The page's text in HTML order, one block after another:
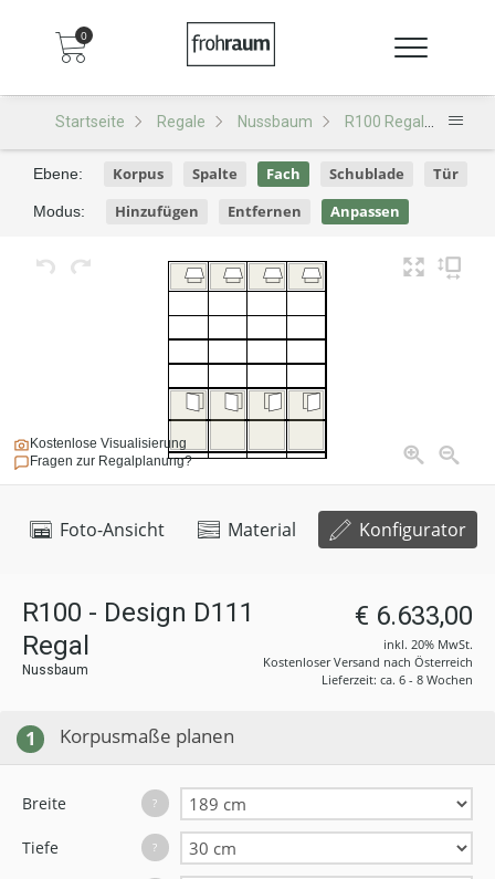
0
Startseite Regale Nussbaum R100 Regal
Foto-Ansicht Material Konfigurator
Kostenlose Visualisierung
Fragen zur Regalplanung?
Ebene: Korpus Spalte Fach Schublade Tür
Modus: Hinzufügen Entfernen Anpassen
R100 - Design D111
Regal
Nussbaum
€ 6.633,00
inkl. 20% MwSt.
Kostenloser Versand nach Österreich
Lieferzeit: ca. 6 - 8 Wochen
1 Korpusmaße planen
Breite ?
Tiefe ?